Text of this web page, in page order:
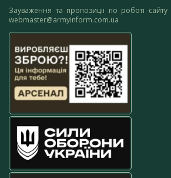
Зауваження та пропозиції по роботі
webmaster@armyinform.com.ua